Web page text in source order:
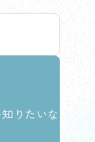
りたいな